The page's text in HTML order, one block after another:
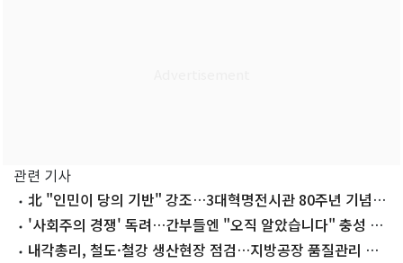
관련 기사
北 "인민이 당의 기반" 강조…3대혁명전시관 80주년 기념
[데일리 북한]
'사회주의 경쟁' 독려…간부들엔 "오직 알았습니다" 충성 주
문[데일리 북한]
내각총리, 철도·철강 생산현장 점검…지방공장 품질관리 강